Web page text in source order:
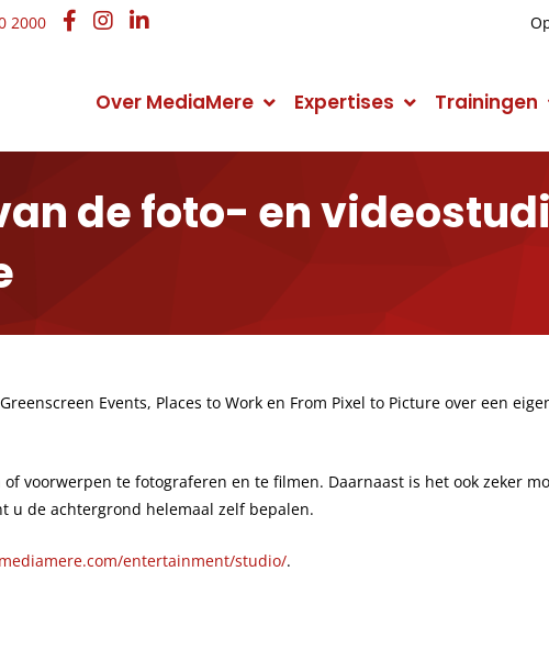
2000
Over MediaMere
Over het mediabureau
Manier van werken
Expertises
Online Marketing Strategie
Website Ontwikkeling
Zoekmachine Adverteren (SEA)
Trainingen
Online Marketing training
Zakelijk bloggen training
SEO copywriting training
Neem contact met ons op
Openingstijden
de foto- en
Events, Places to Work en From Pixel to Picture over een
voorwerpen te fotograferen en te filmen. Daarnaast is het ook zeker
u de achtergrond helemaal zelf bepalen.
entertainment/studio/.